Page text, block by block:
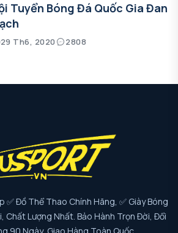
Tuyển Bóng Đá Quốc Gia Đan
29 Th6, 2020 2808
✅ Đồ Thể Thao Chính Hãng, ✅ Giày Bóng
Chất Lượng Nhất. Bảo Hành Trọn Đời, Đổi